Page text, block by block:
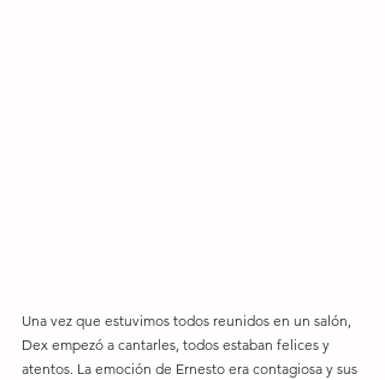
Una vez que estuvimos todos reunidos en un salón,
Dex empezó a cantarles, todos estaban felices y
atentos. La emoción de Ernesto era contagiosa y sus